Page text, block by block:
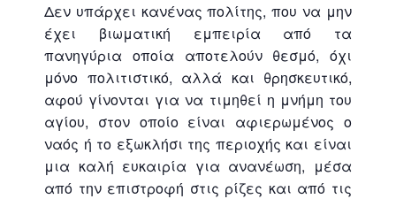
Δεν υπάρχει κανένας πολίτης, που να μην
έχει βιωματική εμπειρία από τα
πανηγύρια οποία αποτελούν θεσμό, όχι
μόνο πολιτιστικό, αλλά και θρησκευτικό,
αφού γίνονται για να τιμηθεί η μνήμη του
αγίου, στον οποίο είναι αφιερωμένος ο
ναός ή το εξωκλήσι της περιοχής και είναι
μια καλή ευκαιρία για ανανέωση, μέσα
από την επιστροφή στις ρίζες και από τις